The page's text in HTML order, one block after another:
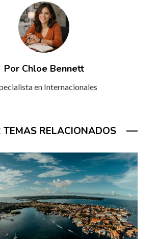
Por Chloe Bennett
en Internacionales
TEMAS RELACIONADOS